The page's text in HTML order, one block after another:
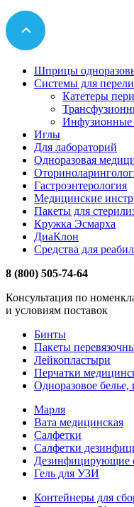
Шприцы
Системы для
Катетеры
Инфузионные
Иглы
Для лабораторий
Одноразовая
Гастроэнтерология
Медицинские
Пакеты для
Кружка Эсмарха
ДиаКлон
Средства для
8 (800) 505-74-64
Консультация по
и условиям поставок
Бинты
Пакеты
Лейкопластыри
Перчатки
Одноразовое белье,
Марля
Вата медицинская
Салфетки
Салфетки
Дезинфицирующие
Гель для УЗИ
Контейнеры для